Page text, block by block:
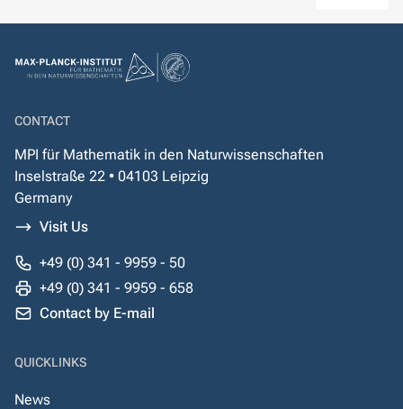
CONTACT
MPI für Mathematik in den Naturwissenschaften
Inselstraße 22 • 04103 Leipzig
Germany
Visit Us
+49 (0) 341 - 9959 - 50
+49 (0) 341 - 9959 - 658
Contact by E-mail
QUICKLINKS
News